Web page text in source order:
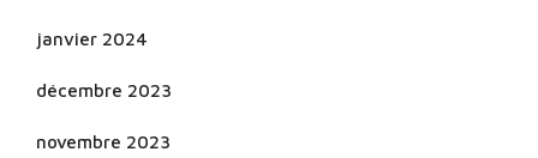
janvier 2024
décembre 2023
novembre 2023